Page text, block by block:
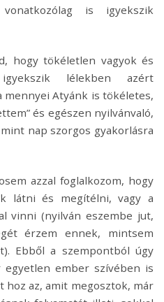
is igyekszik
hogy tökéletlen vagyok és
lélekben azért
Atyánk is tökéletes,
és egészen nyilvánvaló,
nap szorgos gyakorlásra
azzal foglalkozom, hogy
látni és megítélni, vagy a
vinni (nyilván eszembe jut,
érzem ennek, mintsem
Ebből a szempontból úgy
egyetlen ember szívében is
az, amit megosztok, már